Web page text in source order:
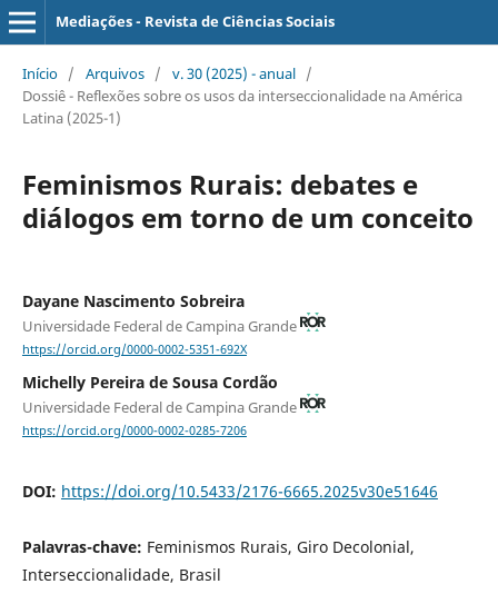
Mediações - Revista de Ciências Sociais
Início / Arquivos / v. 30 (2025) - anual /
Dossiê - Reflexões sobre os usos da interseccionalidade na América
Latina (2025-1)
Feminismos Rurais: debates e
diálogos em torno de um conceito
Dayane Nascimento Sobreira
Universidade Federal de Campina Grande
https://orcid.org/0000-0002-5351-692X
Michelly Pereira de Sousa Cordão
Universidade Federal de Campina Grande
https://orcid.org/0000-0002-0285-7206
DOI: https://doi.org/10.5433/2176-6665.2025v30e51646
Palavras-chave: Feminismos Rurais, Giro Decolonial,
Interseccionalidade, Brasil